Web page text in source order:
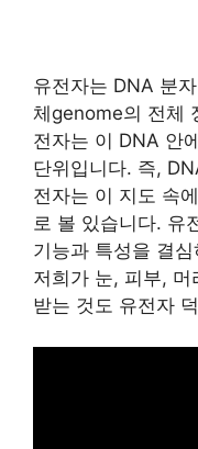
유전자는 DNA 분
체genome의 전체
전자는 이 DNA 안
단위입니다. 즉,
전자는 이 지도 속
로 볼 있습니다. 유
기능과 특성을 결
저희가 눈, 피부,
받는 것도 유전자